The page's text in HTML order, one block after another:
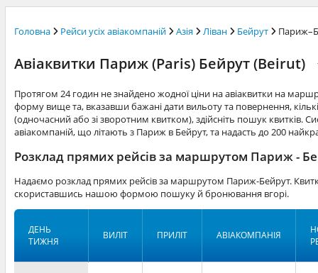
Головна Рейси усіх авіакомпаній Азія Ліван Бейрут
Авіаквитки Париж (Paris) Бейрут (Beirut)
Протягом 24 годин не знайдено жодної ціни на авіаквитки на
форму вище та, вказавши бажані дати вильоту та повернення,
(одночасний або зі зворотним квитком), здійсніть пошук квитків.
авіакомпаній, що літають з Париж в Бейрут, та надасть до 200
Розклад прямих рейсів за маршрутом Париж -
Надаємо розклад прямих рейсів за маршрутом Париж-Бейрут.
скориставшись нашою формою пошуку й бронювання вгорі.
ДЕНЬ
ТИЖНЯ
ВИЛІТ ПРИЛІТ АВІАКОМПАНІЯ